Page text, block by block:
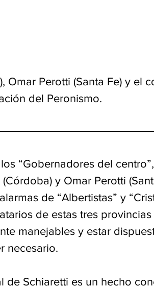
Omar Perotti (Santa Fe) y el
del Peronismo.
“Gobernadores del
y Omar Perotti
de “Albertistas” y
de estas tres
manejables y estar
necesario.
de Schiaretti es un hecho